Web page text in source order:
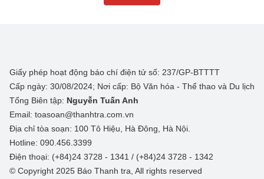
Giấy phép hoạt động báo chí điện tử số: 237/GP-BTTTT
Cấp ngày: 30/08/2024; Nơi cấp: Bộ Văn hóa - Thể thao và Du lịch
Tổng Biên tập: Nguyễn Tuấn Anh
Email: toasoan@thanhtra.com.vn
Địa chỉ tòa soạn: 100 Tô Hiệu, Hà Đông, Hà Nội.
Hotline: 090.456.3399
Điện thoại: (+84)24 3728 - 1341 / (+84)24 3728 - 1342
© Copyright 2025 Báo Thanh tra, All rights reserved